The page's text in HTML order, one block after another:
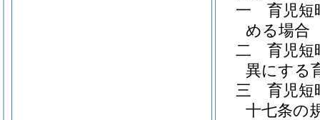
一
育児短
める場合
二
育児短
異にする
三
育児短
十七条の